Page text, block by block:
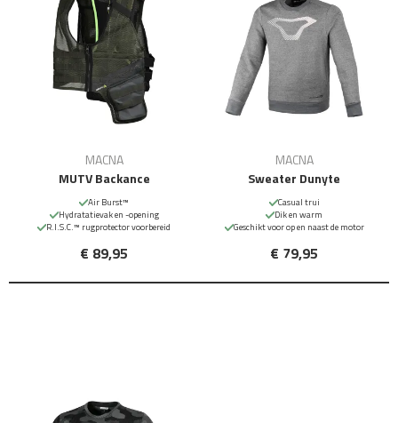
MACNA
MUTV Backance
Air Burst™
Hydratatievak en -opening
R.I.S.C.™ rugprotector voorbereid
€ 89,95
MACNA
Sweater Dunyte
Casual trui
Dik en warm
Geschikt voor op en naast de motor
€ 79,95